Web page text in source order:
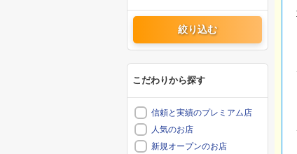
絞り込む
こだわりから探す
信頼と実績のプレミアム店
人気のお店
新規オープンのお店